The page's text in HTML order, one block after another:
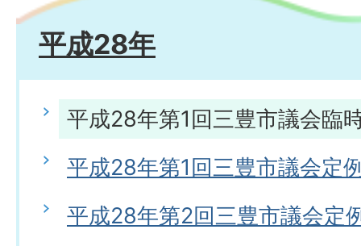
平成28年
平成28年第1回三豊市議会臨
平成28年第1回三豊市議会定
平成28年第2回三豊市議会定